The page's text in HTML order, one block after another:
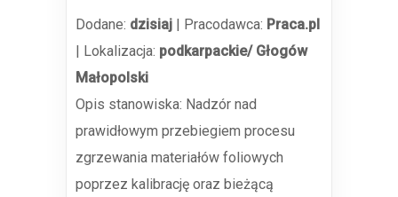
Dodane: dzisiaj | Pracodawca: Praca.pl
| Lokalizacja: podkarpackie/ Głogów
Małopolski
Opis stanowiska: Nadzór nad
prawidłowym przebiegiem procesu
zgrzewania materiałów foliowych
poprzez kalibrację oraz bieżącą